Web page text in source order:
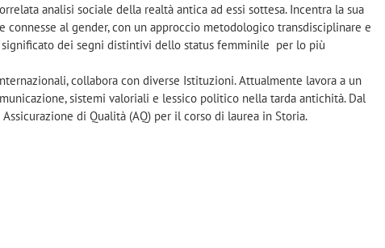
analisi sociale della realtà antica ad essi sottesa. Incentra la sua
al gender, con un approccio metodologico transdisciplinare e
dei segni distintivi dello status femminile per lo più
collabora con diverse Istituzioni. Attualmente lavora a un
sistemi valoriali e lessico politico nella tarda antichità. Dal
di Qualità (AQ) per il corso di laurea in Storia.